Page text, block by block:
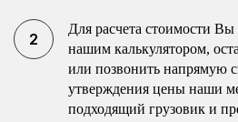
Для расчета стоимости Вы
нашим калькулятором,
или позвонить напрямую
утверждения цены наши
подходящий грузовик и